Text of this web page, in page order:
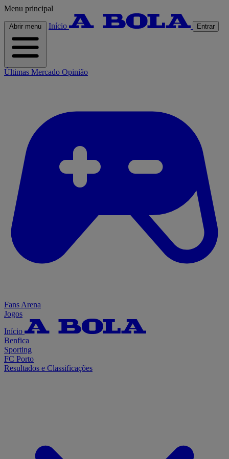
Menu principal
Abrir menu Início Entrar
Últimas Mercado Opinião
Fans Arena
Jogos
Início
Benfica
Sporting
FC Porto
Resultados e Classificações